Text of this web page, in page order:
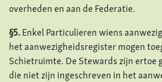
overheden en aan de Federatie.
§5. Enkel Particulieren wiens
het aanwezigheidsregister mogen
Schietruimte. De Stewards zijn ertoe
die niet zijn ingeschreven in het